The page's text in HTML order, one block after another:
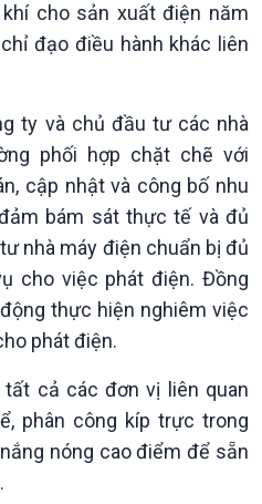
Video
Infographic
E-Magazine
cho sản xuất điện năm
đạo điều hành khác liên
ty và chủ đầu tư các nhà
phối hợp chặt chẽ với
cập nhật và công bố nhu
bám sát thực tế và đủ
nhà máy điện chuẩn bị đủ
cho việc phát điện. Đồng
thực hiện nghiêm việc
phát điện.
cả các đơn vị liên quan
phân công kíp trực trong
nóng cao điểm để sẵn